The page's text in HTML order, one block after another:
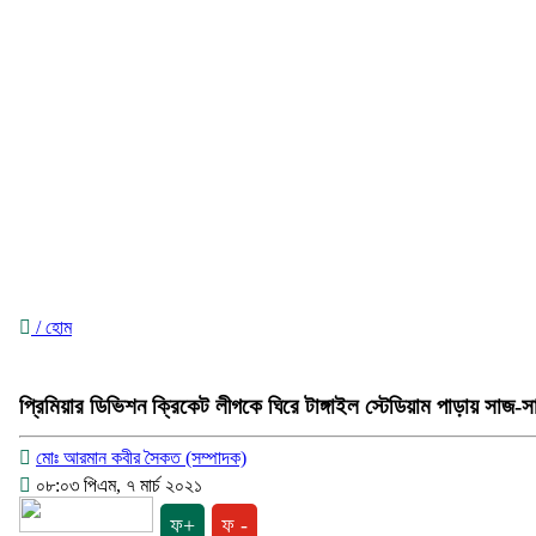
/ হোম
প্রিমিয়ার ডিভিশন ক্রিকেট লীগকে ঘিরে টাঙ্গাইল স্টেডিয়াম পাড়ায় সাজ-
মোঃ আরমান কবীর সৈকত (সম্পাদক)
০৮:০৩ পিএম, ৭ মার্চ ২০২১
ফ+ ফ -